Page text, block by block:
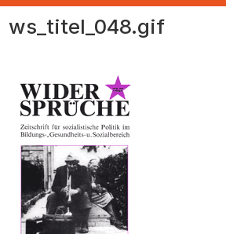
zum
ws_titel_048.gif